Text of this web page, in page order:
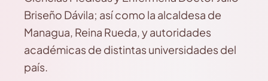
Briseño Dávila; así como la alcaldesa de
Managua, Reina Rueda, y autoridades
académicas de distintas universidades del
país.